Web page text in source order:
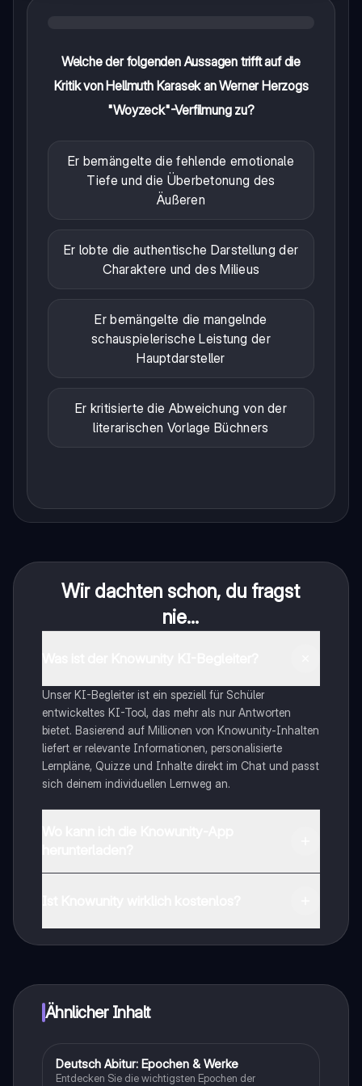
Welche der folgenden Aussagen trifft auf die
Kritik von Hellmuth Karasek an Werner Herzogs
"Woyzeck"-Verfilmung zu?
Er bemängelte die fehlende emotionale
Tiefe und die Überbetonung des
Äußeren
Er lobte die authentische Darstellung der
Charaktere und des Milieus
Er bemängelte die mangelnde
schauspielerische Leistung der
Hauptdarsteller
Er kritisierte die Abweichung von der
literarischen Vorlage Büchners
Wir dachten schon, du fragst
nie...
Unser KI-Begleiter ist ein speziell für Schüler
entwickeltes KI-Tool, das mehr als nur Antworten
bietet. Basierend auf Millionen von Knowunity-Inhalten
liefert er relevante Informationen, personalisierte
Lernpläne, Quizze und Inhalte direkt im Chat und passt
sich deinem individuellen Lernweg an.
Ähnlicher Inhalt
Deutsch
Deutsch Abitur: Epochen & Werke
Entdecken Sie die wichtigsten Epochen der